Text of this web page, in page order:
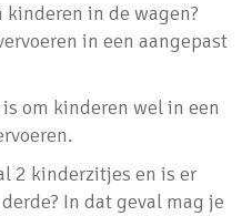
in de wagen?
in een aangepast
om kinderen wel in een
2 kinderzitjes en is er
In dat geval mag je